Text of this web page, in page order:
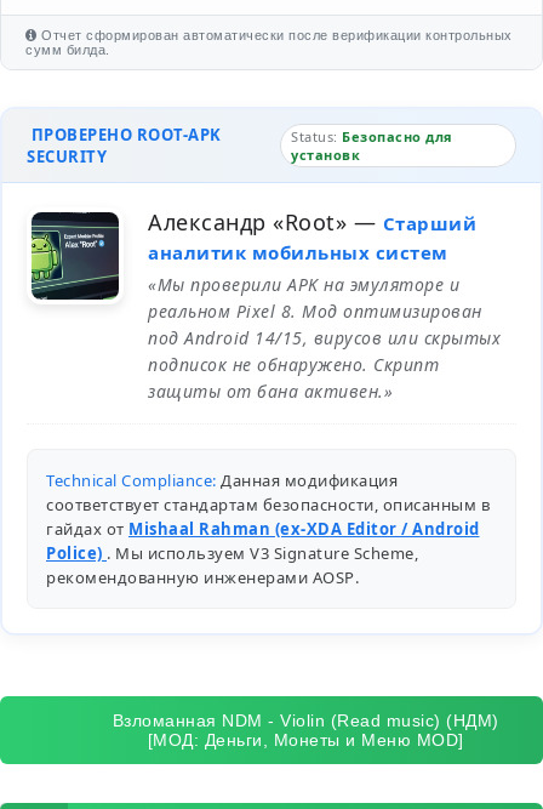
Отчет сформирован автоматически после верификации контрольных
сумм билда.
ПРОВЕРЕНО ROOT-APK
SECURITY
Status: Безопасно для
установк
Александр «Root» — Старший
аналитик мобильных систем
«Мы проверили APK на эмуляторе и
реальном Pixel 8. Мод оптимизирован
под Android 14/15, вирусов или скрытых
подписок не обнаружено. Скрипт
защиты от бана активен.»
Technical Compliance: Данная модификация
соответствует стандартам безопасности, описанным в
гайдах от Mishaal Rahman (ex-XDA Editor / Android
Police) . Мы используем V3 Signature Scheme,
рекомендованную инженерами AOSP.
Взломанная NDM - Violin (Read music) (НДМ)
[МОД: Деньги, Монеты и Меню MOD]